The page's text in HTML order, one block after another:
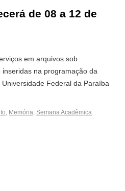
de 08 a 12 de
em arquivos sob
na programação da
Universidade Federal da Paraíba
, Memória, Semana Acadêmica